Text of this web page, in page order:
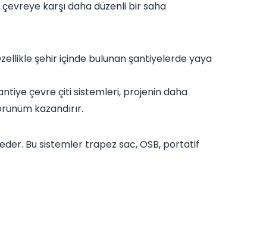
karşı daha düzenli bir saha
şehir içinde bulunan şantiyelerde yaya
çevre çiti sistemleri, projenin daha
kazandırır.
Bu sistemler trapez sac, OSB, portatif